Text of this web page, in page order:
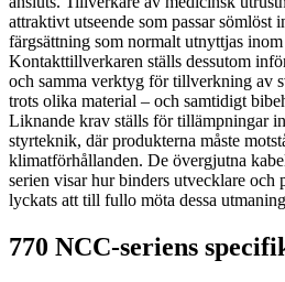
attraktivt utseende som passar sömlöst
färgsättning som normalt utnyttjas inom
Kontakttillverkaren ställs dessutom
och samma verktyg för tillverkning av
trots olika material – och samtidigt
Liknande krav ställs för tillämpningar
styrteknik, där produkterna måste
klimatförhållanden. De övergjutna
serien visar hur binders utvecklare och
lyckats att till fullo möta dessa
770 NCC-seriens